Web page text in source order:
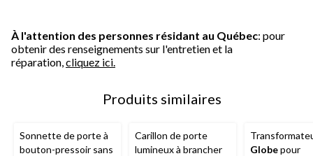
À l'attention des personnes résidant au Québec: pour
obtenir des renseignements sur l'entretien et la
réparation, cliquez ici.
Produits similaires
Sonnette de porte à
bouton-pressoir sans
Carillon de porte
lumineux à brancher
Globepour